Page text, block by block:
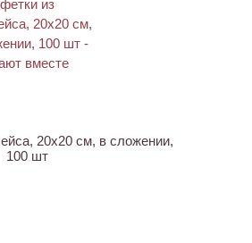
20х20 см, в сложении,
100 шт